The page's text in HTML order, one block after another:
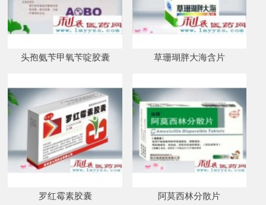
头孢氨苄甲氧苄啶胶囊 草珊瑚胖大海含片
罗红霉素胶囊 阿莫西林分散片